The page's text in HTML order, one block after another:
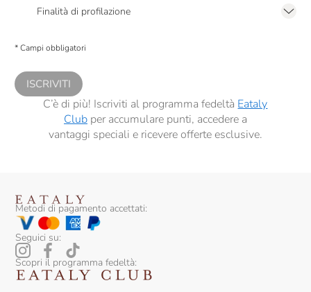
Donna Olimpia
Donnafugata
Dourthe
Duca Di Salaparuta
Emidio Pepe
Fabrizio Ressia
Falesco
Finalità di profilazione
comunicazioni commerciali personalizzate, in caso di consenso prestato ai
* Campi obbligatori
ISCRIVITI
C’è di più! Iscriviti al programma fedeltà Eataly
Clubper accumulare punti, accedere a
vantaggi speciali e ricevere offerte esclusive.
Metodi di pagamento accettati:
Seguici su:
Scopri il programma fedeltà: